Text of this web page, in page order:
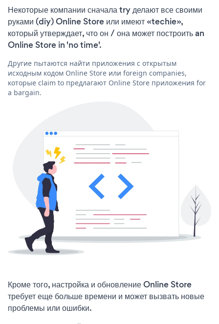
Некоторые компании сначала try делают все своими
руками (diy) Online Store или имеют «techie»,
который утверждает, что он / она может построить an
Online Store in 'no time'.
Другие пытаются найти приложения с открытым
исходным кодом Online Store или foreign companies,
которые claim to предлагают Online Store приложения for
a bargain.
Кроме того, настройка и обновление Online Store
требует еще больше времени и может вызвать новые
проблемы или ошибки.